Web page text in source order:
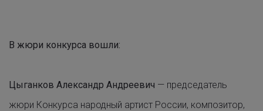
В жюри конкурса вошли:
Цыганков Александр Андреевич — председатель
жюри Конкурса народный артист России, композитор,